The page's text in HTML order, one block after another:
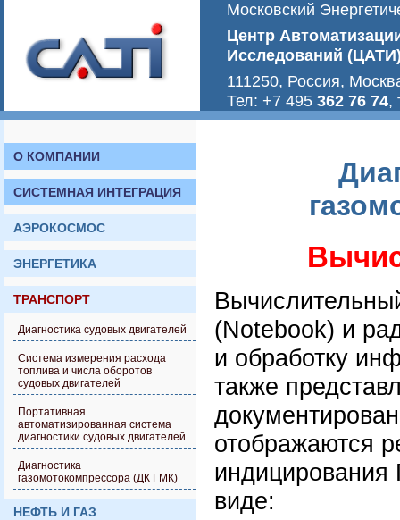
Московский
Центр
Исследований
111250, Россия,
Тел: +7 495 362 76 74,
О КОМПАНИИ
СИСТЕМНАЯ ИНТЕГРАЦИЯ
АЭРОКОСМОС
ЭНЕРГЕТИКА
ТРАНСПОРТ
Диагностика судовых двигателей
Система измерения расхода
топлива и числа оборотов
судовых двигателей
Портативная
автоматизированная система
диагностики судовых двигателей
Диагностика
газомотокомпрессора (ДК ГМК)
НЕФТЬ И ГАЗ
(Notebook) и
и обработку
также
отображаются
виде: